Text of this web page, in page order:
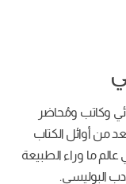
وكاتب ومُحاضر
في 22 يناير عام 1973، ويعد من أوائل الكتاب
ما وراء الطبيعة
البوليسي.